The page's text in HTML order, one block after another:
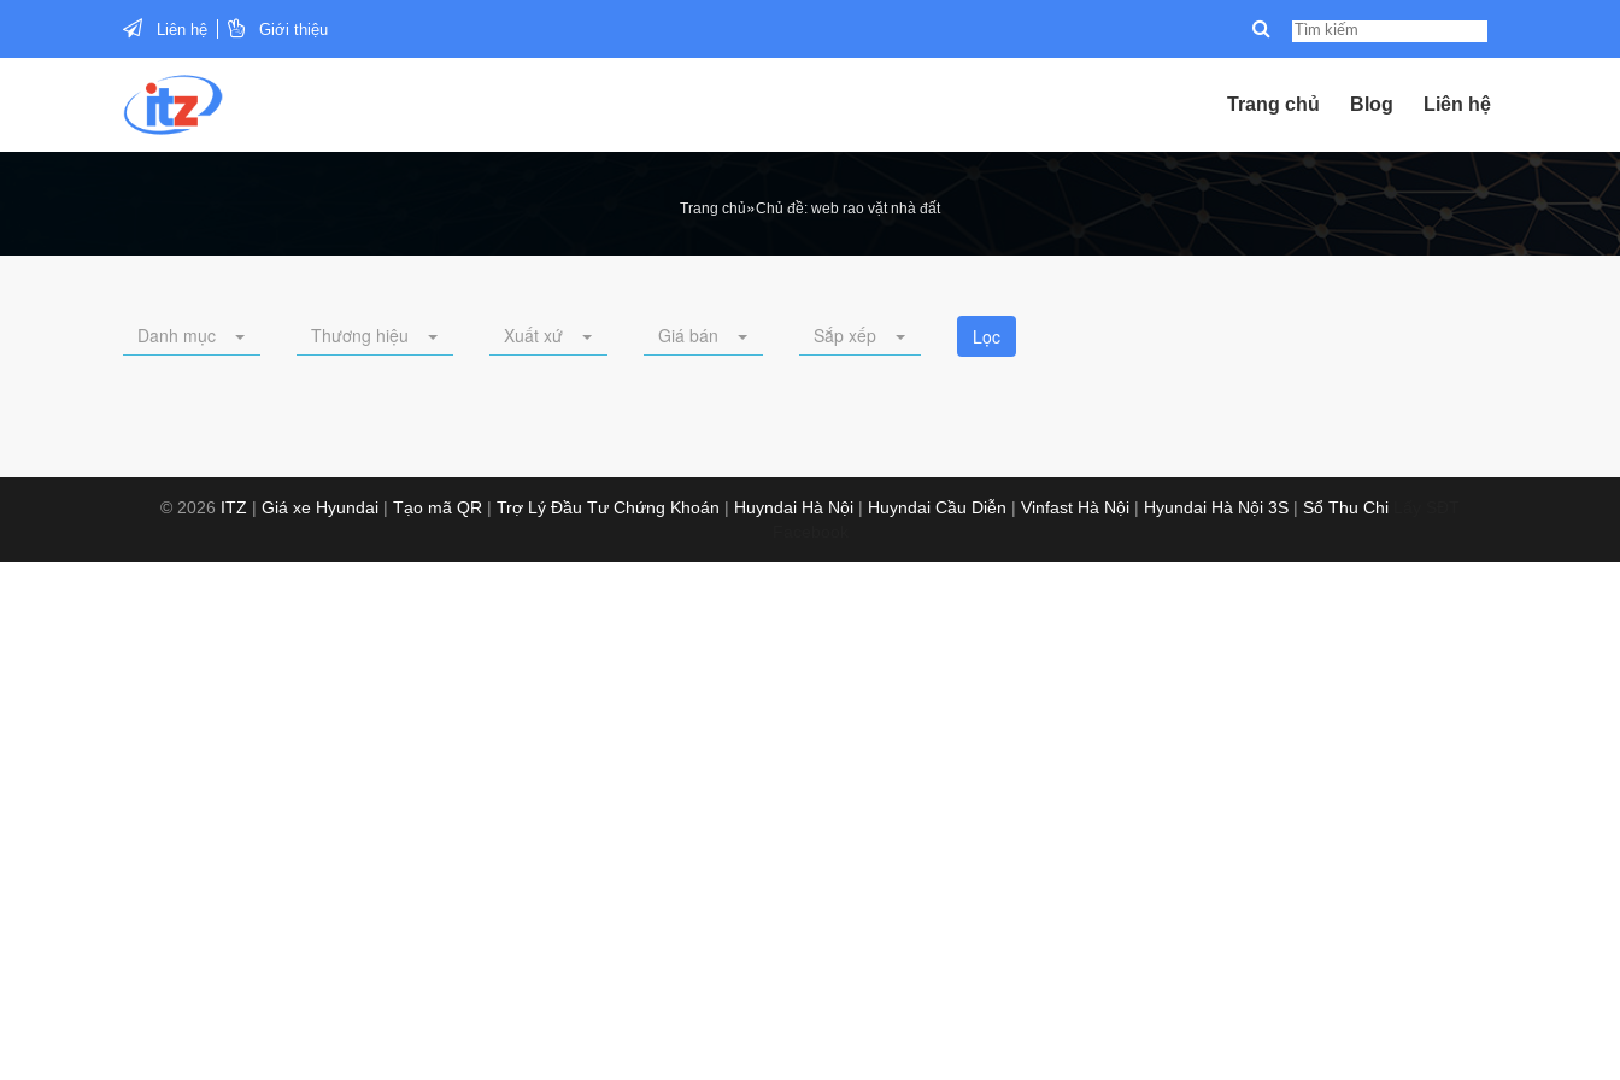
Liên hệ Giới thiệu
Trang chủ Blog Liên hệ
Trang chủ»Chủ đề: web rao vặt nhà đất
Danh mục Thương hiệu Xuất xứ Giá bán Sắp xếp Lọc
© 2026 ITZ | Giá xe Hyundai | Tạo mã QR | Trợ Lý Đầu Tư Chứng Khoán | Huyndai Hà Nội | Huyndai Cầu Diễn | Vinfast Hà Nội | Hyundai Hà Nội 3S | Sổ Thu Chi